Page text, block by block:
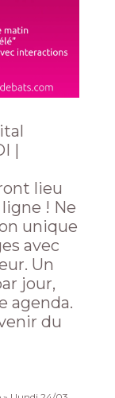
|
lieu
! Ne
unique
avec
Un
jour,
agenda.
du